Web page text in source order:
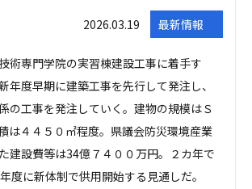
2026.03.19 最新情報
術専門学院の実習棟建設工事に着手す
年度早期に建築工事を先行して発注し、
の工事を発注していく。建物の規模はＳ
は４４５０㎡程度。県議会防災環境産業
建設費等は34億７４００万円。２カ年で
度に新体制で供用開始する見通しだ。